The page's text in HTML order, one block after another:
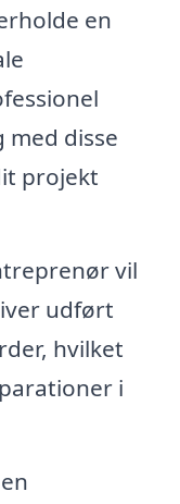
en
disse
projekt
vil
udført
hvilket
i